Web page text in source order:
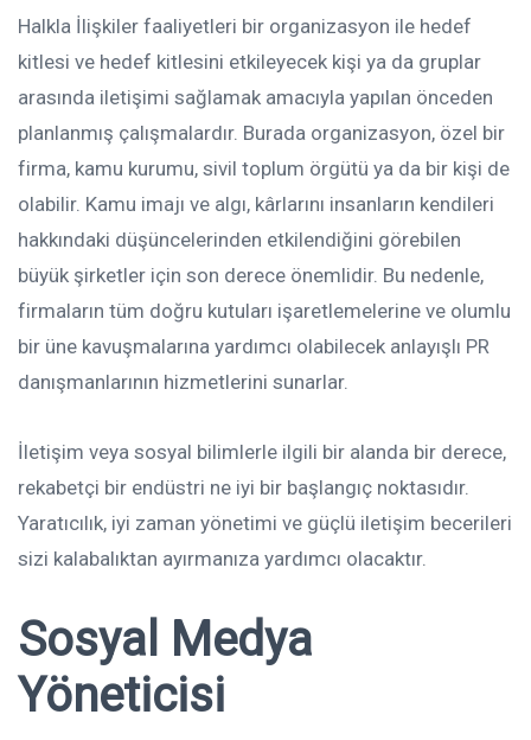
Halkla İlişkiler faaliyetleri bir organizasyon ile hedef
kitlesi ve hedef kitlesini etkileyecek kişi ya da gruplar
arasında iletişimi sağlamak amacıyla yapılan önceden
planlanmış çalışmalardır. Burada organizasyon, özel bir
firma, kamu kurumu, sivil toplum örgütü ya da bir kişi de
olabilir. Kamu imajı ve algı, kârlarını insanların kendileri
hakkındaki düşüncelerinden etkilendiğini görebilen
büyük şirketler için son derece önemlidir. Bu nedenle,
firmaların tüm doğru kutuları işaretlemelerine ve olumlu
bir üne kavuşmalarına yardımcı olabilecek anlayışlı PR
danışmanlarının hizmetlerini sunarlar.
İletişim veya sosyal bilimlerle ilgili bir alanda bir derece,
rekabetçi bir endüstri ne iyi bir başlangıç ​​noktasıdır.
Yaratıcılık, iyi zaman yönetimi ve güçlü iletişim becerileri
sizi kalabalıktan ayırmanıza yardımcı olacaktır.
Sosyal Medya
Yöneticisi